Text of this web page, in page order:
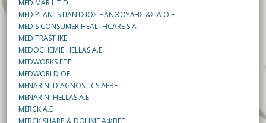
MEDIMAR L.T.D
MEDIPLANTS ΠΑΝΤΣΙΟΣ-ΞΑΝΘΟΥΛΗΣ &ΣΙΑ O.Ε
MEDIS CONSUMER HEALTHCARE S.A
MEDITRAST IKE
MEDOCHEMIE HELLAS A.E.
MEDWORKS ΕΠΕ
MEDWORLD OE
MENARINI DIAGΝOSTICS AEBE
MENARINI HELLAS A.E.
MERCK A.E
MERCK SHARP & DOHME ΑΦΒΕΕ